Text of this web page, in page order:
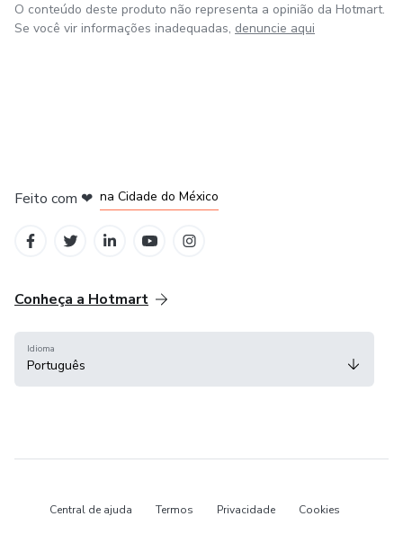
O conteúdo deste produto não representa a opinião da Hotmart.
Se você vir informações inadequadas, denuncie aqui
Feito com ❤ na Cidade do México
Conheça a Hotmart
Idioma
Português
Central de ajuda Termos Privacidade Cookies